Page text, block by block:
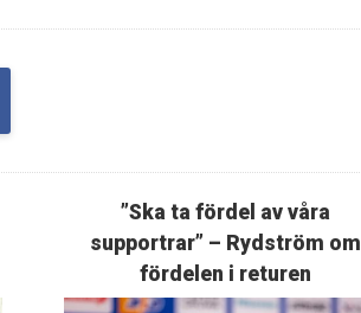
”Ska ta fördel av våra
supportrar” – Rydström om
fördelen i returen